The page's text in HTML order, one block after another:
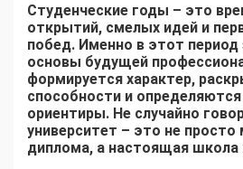
Студенческие годы – это
открытий, смелых идей и
побед. Именно в этот
основы будущей
формируется характер,
способности и
ориентиры. Не случайно
университет – это не просто
диплома, а настоящая школа